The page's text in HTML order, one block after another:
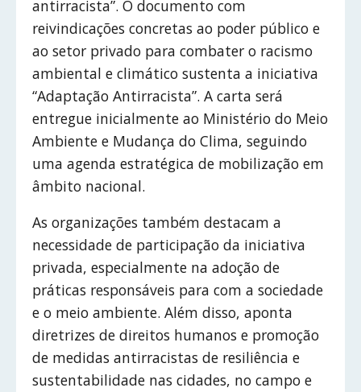
antirracista”. O documento com
reivindicações concretas ao poder público e
ao setor privado para combater o racismo
ambiental e climático sustenta a iniciativa
“Adaptação Antirracista”. A carta será
entregue inicialmente ao Ministério do Meio
Ambiente e Mudança do Clima, seguindo
uma agenda estratégica de mobilização em
âmbito nacional.
As organizações também destacam a
necessidade de participação da iniciativa
privada, especialmente na adoção de
práticas responsáveis para com a sociedade
e o meio ambiente. Além disso, aponta
diretrizes de direitos humanos e promoção
de medidas antirracistas de resiliência e
sustentabilidade nas cidades, no campo e